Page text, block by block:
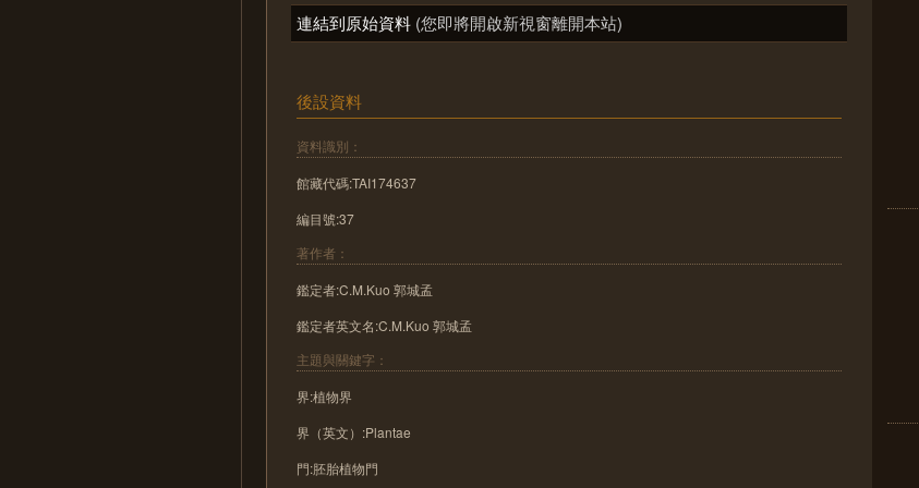
連結到原始資料 (您即將開啟新視窗離開本站)
後設資料
資料識別：
館藏代碼:TAI174637
編目號:37
著作者：
鑑定者:C.M.Kuo 郭城孟
鑑定者英文名:C.M.Kuo 郭城孟
主題與關鍵字：
界:植物界
界（英文）:Plantae
門:胚胎植物門